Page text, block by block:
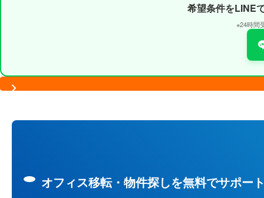
希望条件をLINE
※24時間
オフィス移転・物件探しを無料でサポー